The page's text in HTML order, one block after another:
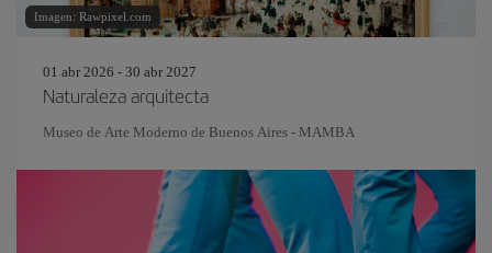
Imagen: Rawpixel.com
01 abr 2026 - 30 abr 2027
Naturaleza arquitecta
Museo de Arte Moderno de Buenos Aires - MAMBA